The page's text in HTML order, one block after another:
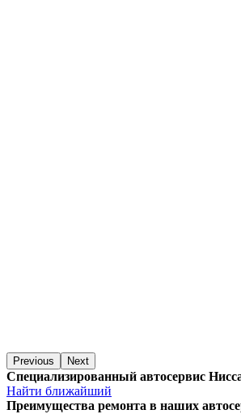
Previous Next
Специализированный автосервис
Найти ближайший
Преимущества ремонта в наших